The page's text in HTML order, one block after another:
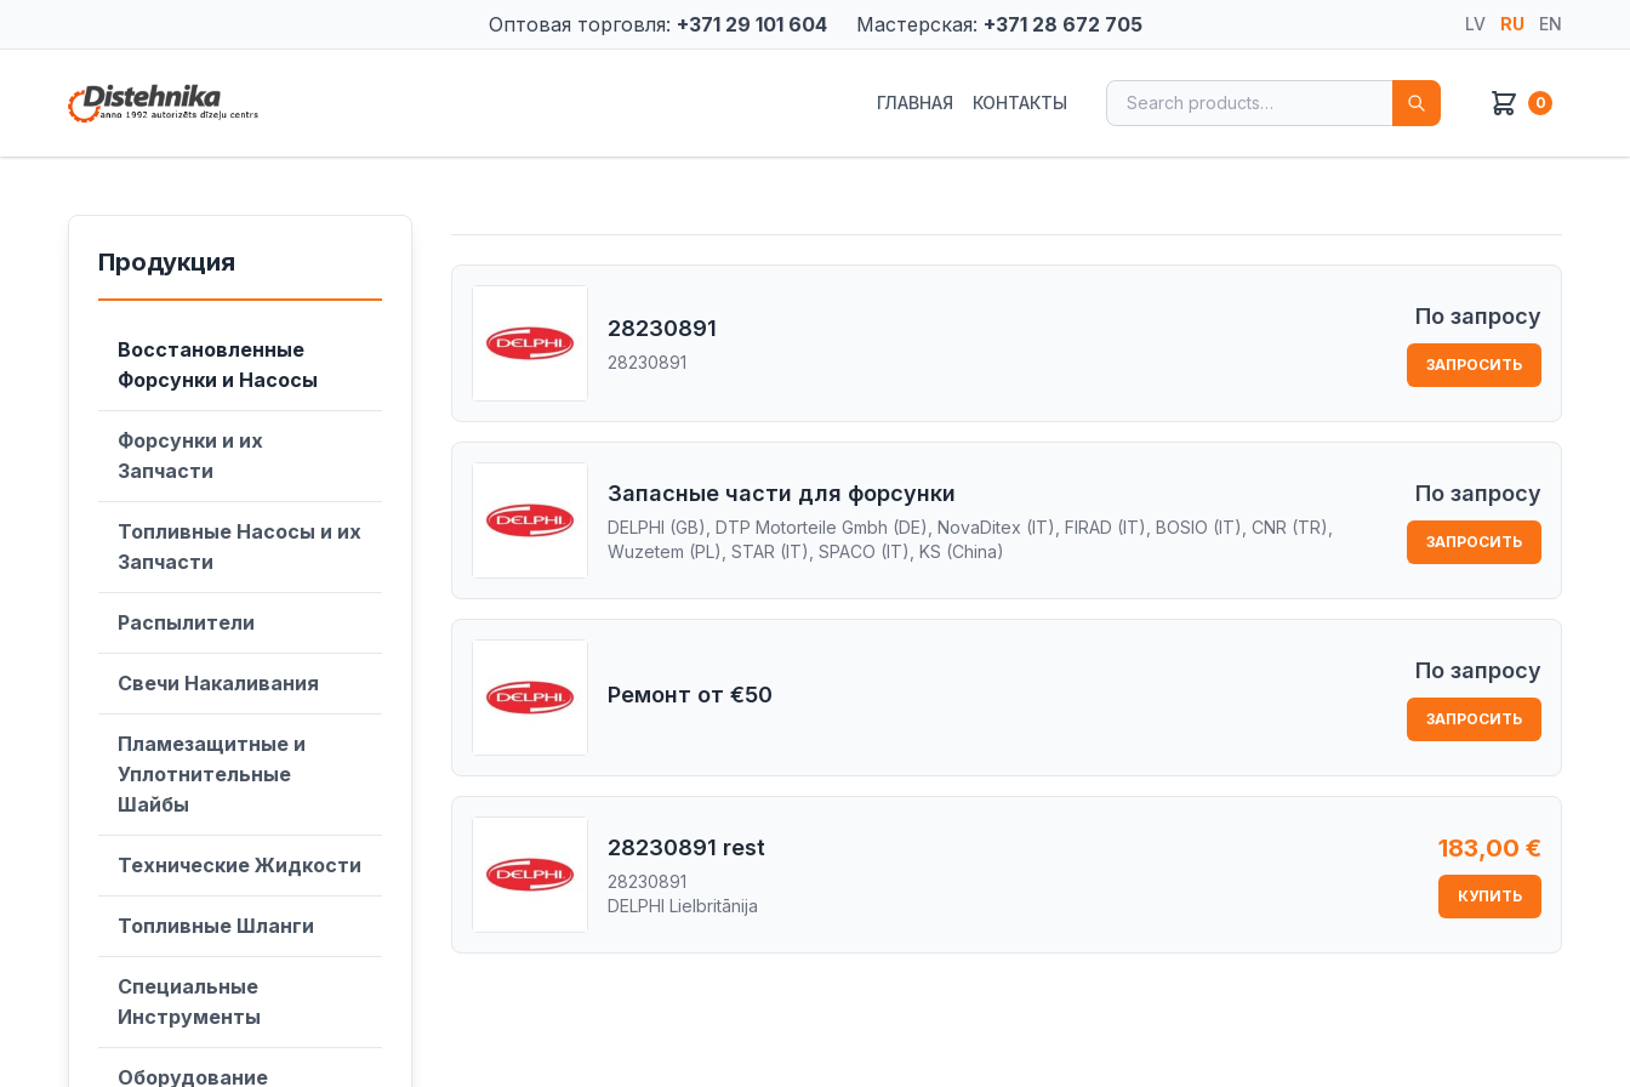
Оптовая торговля: +371 29 101 604 Мастерская: +371 28 672 705 LV RU EN
ГЛАВНАЯ КОНТАКТЫ Search for: 0
Продукция
Восстановленные
Форсунки и Насосы
Форсунки и их
Запчасти
Топливные Насосы и их
Запчасти
Распылители
Свечи Накаливания
Пламезащитные и
Уплотнительные
Шайбы
Технические Жидкости
Топливные Шланги
Специальные
Инструменты
Оборудование
28230891
28230891
По запросу
ЗАПРОСИТЬ
Запасные части для форсунки
DELPHI (GB), DTP Motorteile Gmbh (DE), NovaDitex (IT), FIRAD (IT), BOSIO (IT), CNR (TR),
Wuzetem (PL), STAR (IT), SPACO (IT), KS (China)
По запросу
ЗАПРОСИТЬ
Ремонт от €50
По запросу
ЗАПРОСИТЬ
28230891 rest
28230891
DELPHI Lielbritānija
183,00 €
КУПИТЬ